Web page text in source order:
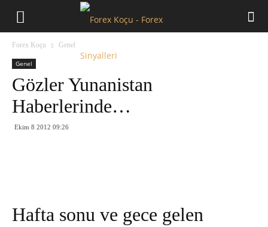
Forex Koçu Genel
Genel
Gözler Yunanistan
Haberlerinde…
Ekim 8 2012 09:26
Hafta sonu ve gece gelen